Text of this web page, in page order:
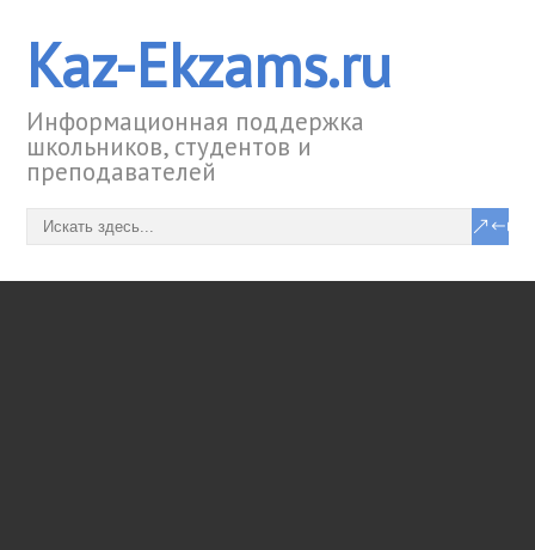
Kaz-Ekzams.ru
Информационная поддержка
школьников, студентов и
преподавателей